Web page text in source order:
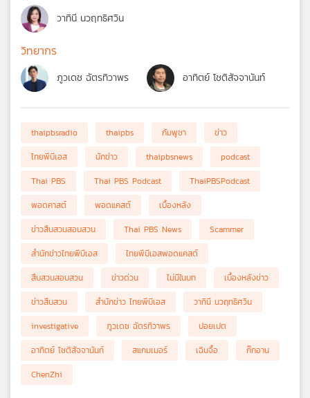
วาทินี นวฤทธิศวิน
วิทยากร
ภูวเดช ฉัตรทิวาพร อาทิตย์ โชติสัจจานันท์
thaipbsradio thaipbs กัมพูชา
ข่าว
ไทยพีบีเอส
นักข่าว thaipbsnews
podcast
Thai PBS
Thai PBS Podcast
ThaiPBSPodcast
พอดคาสต์
พอดแคสต์
เบื้องหลัง
ข่าวสืบสวนสอบสวน
Thai PBS News
Scammer
สำนักข่าวไทยพีบีเอส
ไทยพีบีเอสพอดแคสต์
สืบสวนสอบสวน
ข่าวด่วน ไม่มีในบท
เบื้องหลังข่าว
ข่าวสืบสวน
สำนักข่าว ไทยพีบีเอส
วาทินี นวฤทธิศวิน
investigative
ภูวเดช ฉัตรทิวาพร
ปอยเปต
อาทิตย์ โชติสัจจานันท์
สแกมเมอร์ เฉินจื้อ
ก๊กอาน
ChenZhi